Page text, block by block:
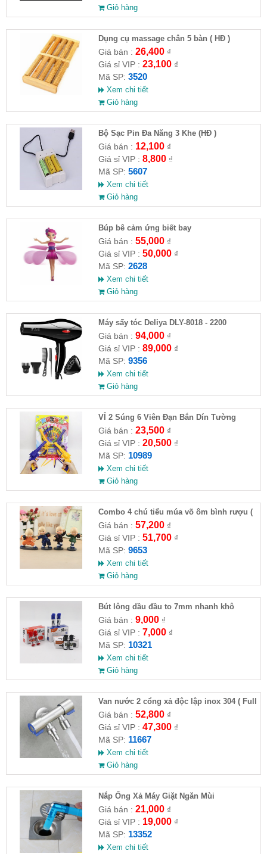
Giỏ hàng
Dụng cụ massage chân 5 bàn ( HĐ )
Giá bán : 26,400₫
Giá sỉ VIP : 23,100₫
Mã SP: 3520
Xem chi tiết
Giỏ hàng
Bộ Sạc Pin Đa Năng 3 Khe (HĐ )
Giá bán : 12,100₫
Giá sỉ VIP : 8,800₫
Mã SP: 5607
Xem chi tiết
Giỏ hàng
​Búp bê cảm ứng biết bay
Giá bán : 55,000₫
Giá sỉ VIP : 50,000₫
Mã SP: 2628
Xem chi tiết
Giỏ hàng
Máy sấy tóc Deliya DLY-8018 - 2200
Giá bán : 94,000₫
Giá sỉ VIP : 89,000₫
Mã SP: 9356
Xem chi tiết
Giỏ hàng
VỈ 2 Súng 6 Viên Đạn Bắn Dín Tường
Giá bán : 23,500₫
Giá sỉ VIP : 20,500₫
Mã SP: 10989
Xem chi tiết
Giỏ hàng
Combo 4 chú tiểu múa võ ôm bình rượu (
HĐ )
Giá bán : 57,200₫
Giá sỉ VIP : 51,700₫
Mã SP: 9653
Xem chi tiết
Giỏ hàng
Bút lông dầu đầu to 7mm nhanh khô
Giá bán : 9,000₫
Giá sỉ VIP : 7,000₫
Mã SP: 10321
Xem chi tiết
Giỏ hàng
Van nước 2 cổng xả độc lập inox 304 ( Full
VAT )
Giá bán : 52,800₫
Giá sỉ VIP : 47,300₫
Mã SP: 11667
Xem chi tiết
Giỏ hàng
Nắp Ống Xả Máy Giặt Ngăn Mùi
Giá bán : 21,000₫
Giá sỉ VIP : 19,000₫
Mã SP: 13352
Xem chi tiết